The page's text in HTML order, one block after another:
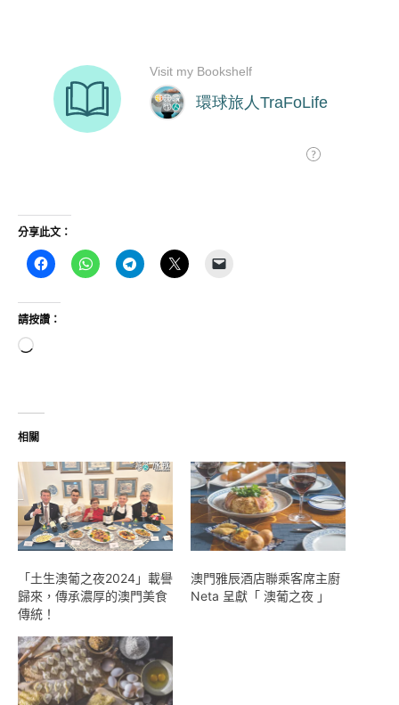
分享此文：
請按讚：
正
入...
相關
「土生澳葡之夜2024」載譽
歸來，傳承濃厚的澳門美食
傳統！
澳門雅辰酒店聯乘客席主廚
Neta 呈獻「 澳葡之夜 」